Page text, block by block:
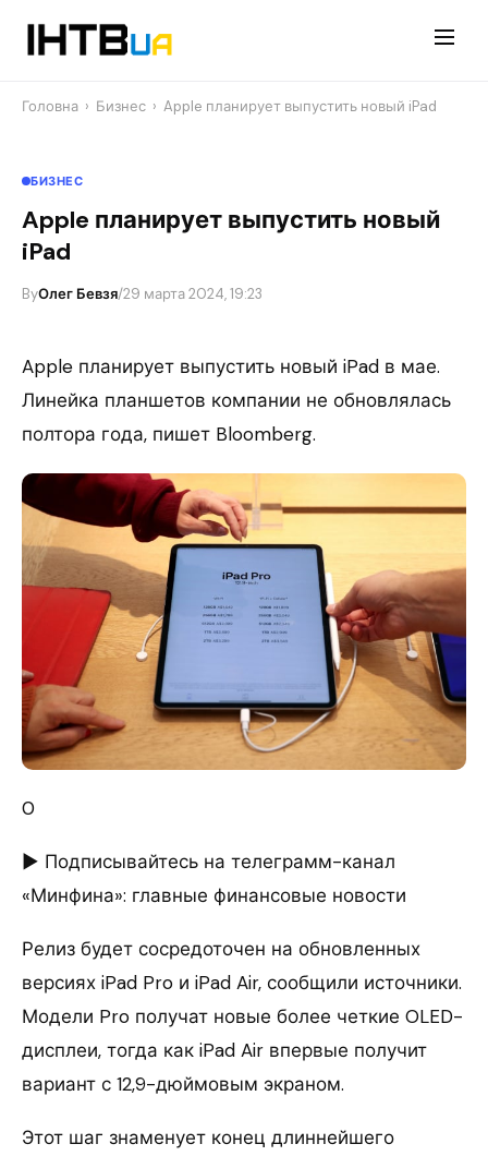
Головна › Бизнес › Apple планирует выпустить новый iPad
БИЗНЕС
Apple планирует выпустить новый
iPad
ByОлег Бевзя/29 марта 2024, 19:23
Apple планирует выпустить новый iPad в мае.
Линейка планшетов компании не обновлялась
полтора года, пишет Bloomberg.
0
► Подписывайтесь на телеграмм-канал
«Минфина»: главные финансовые новости
Релиз будет сосредоточен на обновленных
версиях iPad Pro и iPad Air, сообщили источники.
Модели Pro получат новые более четкие OLED-
дисплеи, тогда как iPad Air впервые получит
вариант с 12,9-дюймовым экраном.
Этот шаг знаменует конец длиннейшего